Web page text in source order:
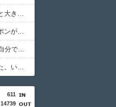
初めて親友Ａちゃんの家に遊びに行った時、割と大き目な飾り棚にみっちり人形が飾られてた。
ペットショップで働いてるけど、こないだスッポンが入荷した。
うちのお父さん医者だけど、SNSで見かけた「自分で施術した部分しか見てない医師」そっくり。
彼女が中古カードショップで男に話しかけられた。いきなり彼女の持ち歩いてたカードを品定めしだしたらしく…
611
14739